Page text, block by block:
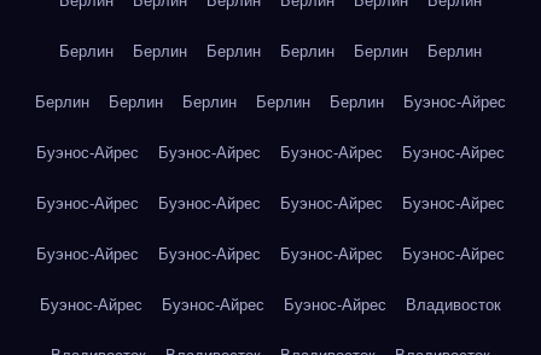
Берлин Берлин Берлин Берлин Берлин Берлин
Берлин Берлин Берлин Берлин Берлин Буэнос-Айрес
Буэнос-Айрес Буэнос-Айрес Буэнос-Айрес Буэнос-Айрес
Буэнос-Айрес Буэнос-Айрес Буэнос-Айрес Буэнос-Айрес
Буэнос-Айрес Буэнос-Айрес Буэнос-Айрес Буэнос-Айрес
Буэнос-Айрес Буэнос-Айрес Буэнос-Айрес Владивосток